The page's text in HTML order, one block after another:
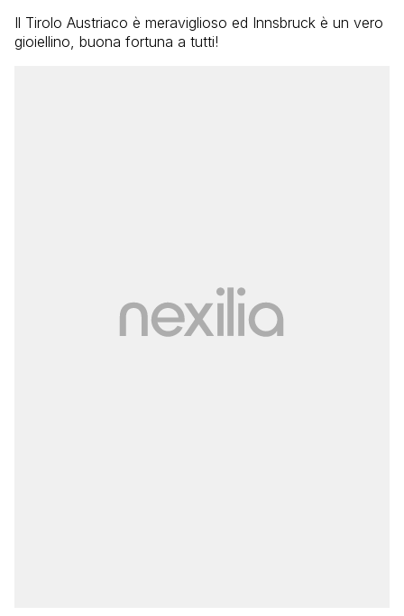
Il Tirolo Austriaco è meraviglioso ed Innsbruck è un vero
gioiellino, buona fortuna a tutti!